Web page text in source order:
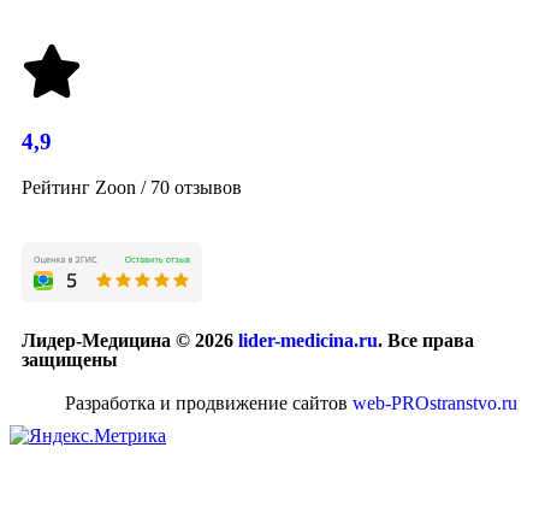
4,9
Рейтинг Zoon / 70 отзывов
Лидер-Медицина © 2026 lider-medicina.ru. Все права
защищены
Разработка и продвижение сайтов web-PROstranstvo.ru